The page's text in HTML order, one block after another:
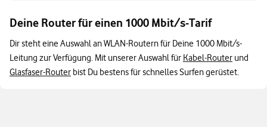
Deine Router für einen 1000 Mbit/s-Tarif
Dir steht eine Auswahl an WLAN-Routern für Deine 1000 Mbit/s-
Leitung zur Verfügung. Mit unserer Auswahl für Kabel-Router und
Glasfaser-Router bist Du bestens für schnelles Surfen gerüstet.